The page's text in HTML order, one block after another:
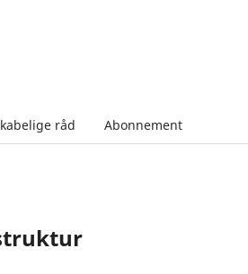
råd Abonnement